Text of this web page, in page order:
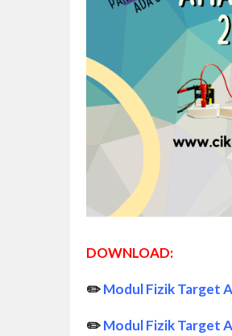
DOWNLOAD:
✏️Modul Fizik Target
✏️Modul Fizik Target